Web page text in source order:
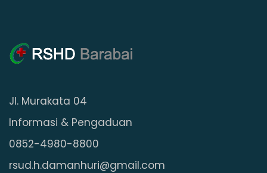
Jl. Murakata 04
Informasi & Pengaduan
0852-4980-8800
rsud.h.damanhuri@gmail.com